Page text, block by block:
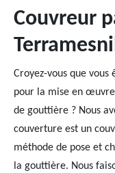
Couvreur
Croyez-vous que vous
pour la mise en
de gouttière ? Nous
couverture est un
méthode de pose et
la gouttière. Nous